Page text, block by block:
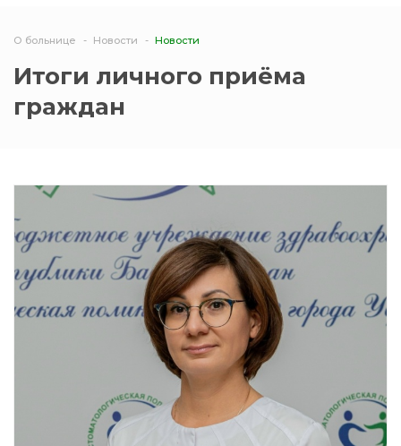
О больнице Новости Новости
Итоги личного приёма
граждан